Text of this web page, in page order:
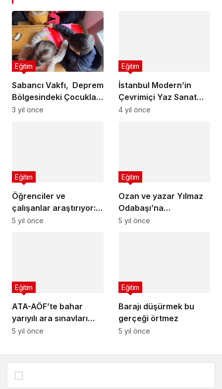
Sabancı Vakfı, Deprem
Bölgesindeki Çocuklar
İçin Etkinlikler
Eğitim
3 yıl önce
İstanbul Modern’in
Çevrimiçi Yaz Sanat
Okulu’nda son hafta!
Eğitim
4 yıl önce
Öğrenciler ve
çalışanlar araştırıyor:
10 Kasım dinlence mi?
Eğitim
5 yıl önce
Ozan ve yazar Yılmaz
Odabaşı’na
‘Cumhurbaşkanına
Eğitim
5 yıl önce
ATA-AÖF’te bahar
yarıyılı ara sınavları
online yapılacak
Eğitim
5 yıl önce
Barajı düşürmek bu
gerçeği örtmez
Eğitim
5 yıl önce